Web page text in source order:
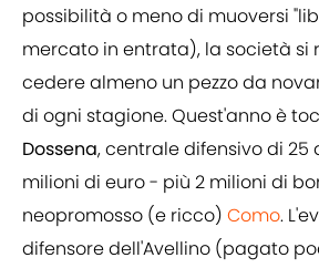
possibilità o meno di muoversi
mercato in entrata), la società si
cedere almeno un pezzo da
di ogni stagione. Quest'anno è
Dossena, centrale difensivo di 25
milioni di euro - più 2 milioni di
neopromosso (e ricco) Como.
difensore dell'Avellino (pagato